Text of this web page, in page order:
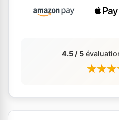
4.5 / 5